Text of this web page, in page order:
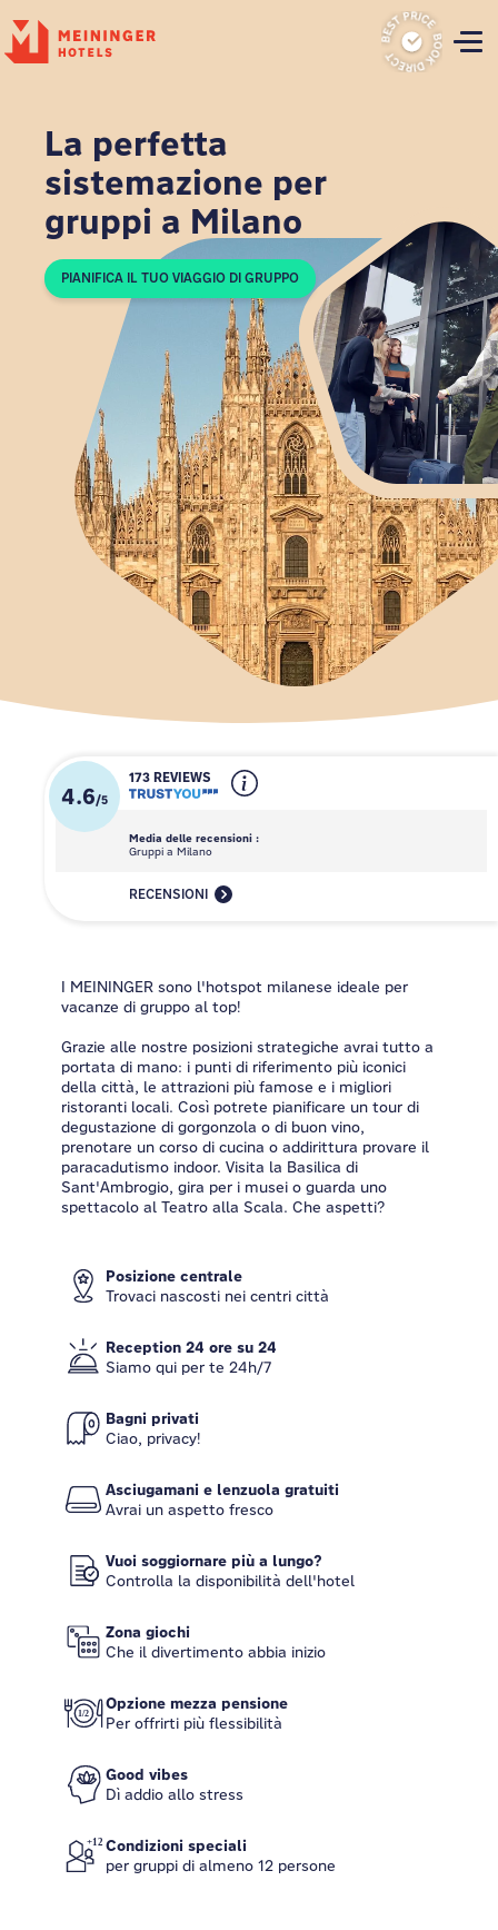
P
La perfetta
sistemazione per
gruppi a Milano
PIANIFICA IL TUO VIAGGIO DI GRUPPO
4.6/5
173 REVIEWS
Media delle recensioni :
Gruppi a Milano
RECENSIONI
I MEININGER sono l'hotspot milanese ideale per
vacanze di gruppo al top!
Grazie alle nostre posizioni strategiche avrai tutto a
portata di mano: i punti di riferimento più iconici
della città, le attrazioni più famose e i migliori
ristoranti locali. Così potrete pianificare un tour di
degustazione di gorgonzola o di buon vino,
prenotare un corso di cucina o addirittura provare il
paracadutismo indoor. Visita la Basilica di
Sant'Ambrogio, gira per i musei o guarda uno
spettacolo al Teatro alla Scala. Che aspetti?
Posizione centrale
Trovaci nascosti nei centri città
Reception 24 ore su 24
Siamo qui per te 24h/7
Bagni privati
Ciao, privacy!
Asciugamani e lenzuola gratuiti
Avrai un aspetto fresco
Vuoi soggiornare più a lungo?
Controlla la disponibilità dell'hotel
Zona giochi
Che il divertimento abbia inizio
Opzione mezza pensione
Per offrirti più flessibilità
Good vibes
Dì addio allo stress
Condizioni speciali
per gruppi di almeno 12 persone